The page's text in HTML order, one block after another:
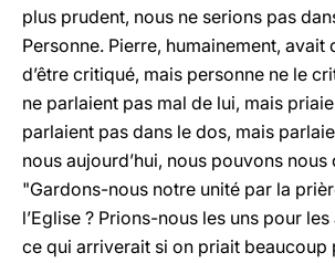
plus prudent, nous ne serions pas
Personne. Pierre, humainement, avait
d’être critiqué, mais personne ne le
ne parlaient pas mal de lui, mais
parlaient pas dans le dos, mais
nous aujourd’hui, nous pouvons nous
"Gardons-nous notre unité par la
l’Eglise ? Prions-nous les uns pour les
ce qui arriverait si on priait beaucoup